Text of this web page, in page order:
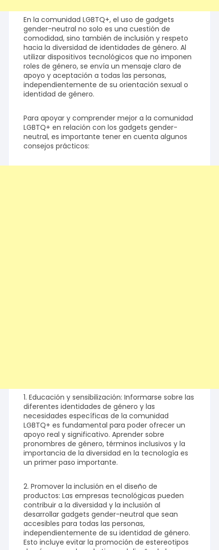
En la comunidad LGBTQ+, el uso de gadgets
gender-neutral no solo es una cuestión de
comodidad, sino también de inclusión y respeto
hacia la diversidad de identidades de género. Al
utilizar dispositivos tecnológicos que no imponen
roles de género, se envía un mensaje claro de
apoyo y aceptación a todas las personas,
independientemente de su orientación sexual o
identidad de género.
Para apoyar y comprender mejor a la comunidad
LGBTQ+ en relación con los gadgets gender-
neutral, es importante tener en cuenta algunos
consejos prácticos:
1. Educación y sensibilización: Informarse sobre las
diferentes identidades de género y las
necesidades específicas de la comunidad
LGBTQ+ es fundamental para poder ofrecer un
apoyo real y significativo. Aprender sobre
pronombres de género, términos inclusivos y la
importancia de la diversidad en la tecnología es
un primer paso importante.
2. Promover la inclusión en el diseño de
productos: Las empresas tecnológicas pueden
contribuir a la diversidad y la inclusión al
desarrollar gadgets gender-neutral que sean
accesibles para todas las personas,
independientemente de su identidad de género.
Esto incluye evitar la promoción de estereotipos